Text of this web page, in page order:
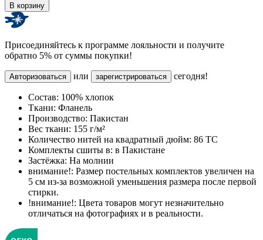
В корзину
Присоединяйтесь к программе лояльности и получите
обратно 5% от суммы покупки!
Авторизоваться или зарегистрироваться сегодня!
Состав: 100% хлопок
Ткани: Фланель
Производство: Пакистан
Вес ткани: 155 г/м²
Количество нитей на квадратный дюйм: 86 TC
Комплекты сшиты в: в Пакистане
Застёжка: На молнии
внимание!: Размер постельных комплектов увеличен на
5 см из-за возможной уменьшения размера после первой
стирки.
!внимание!: Цвета товаров могут незначительно
отличаться на фотографиях и в реальности.